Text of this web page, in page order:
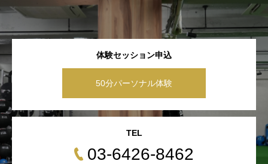
体験セッション申込
50分パーソナル体験
TEL
03-6426-8462